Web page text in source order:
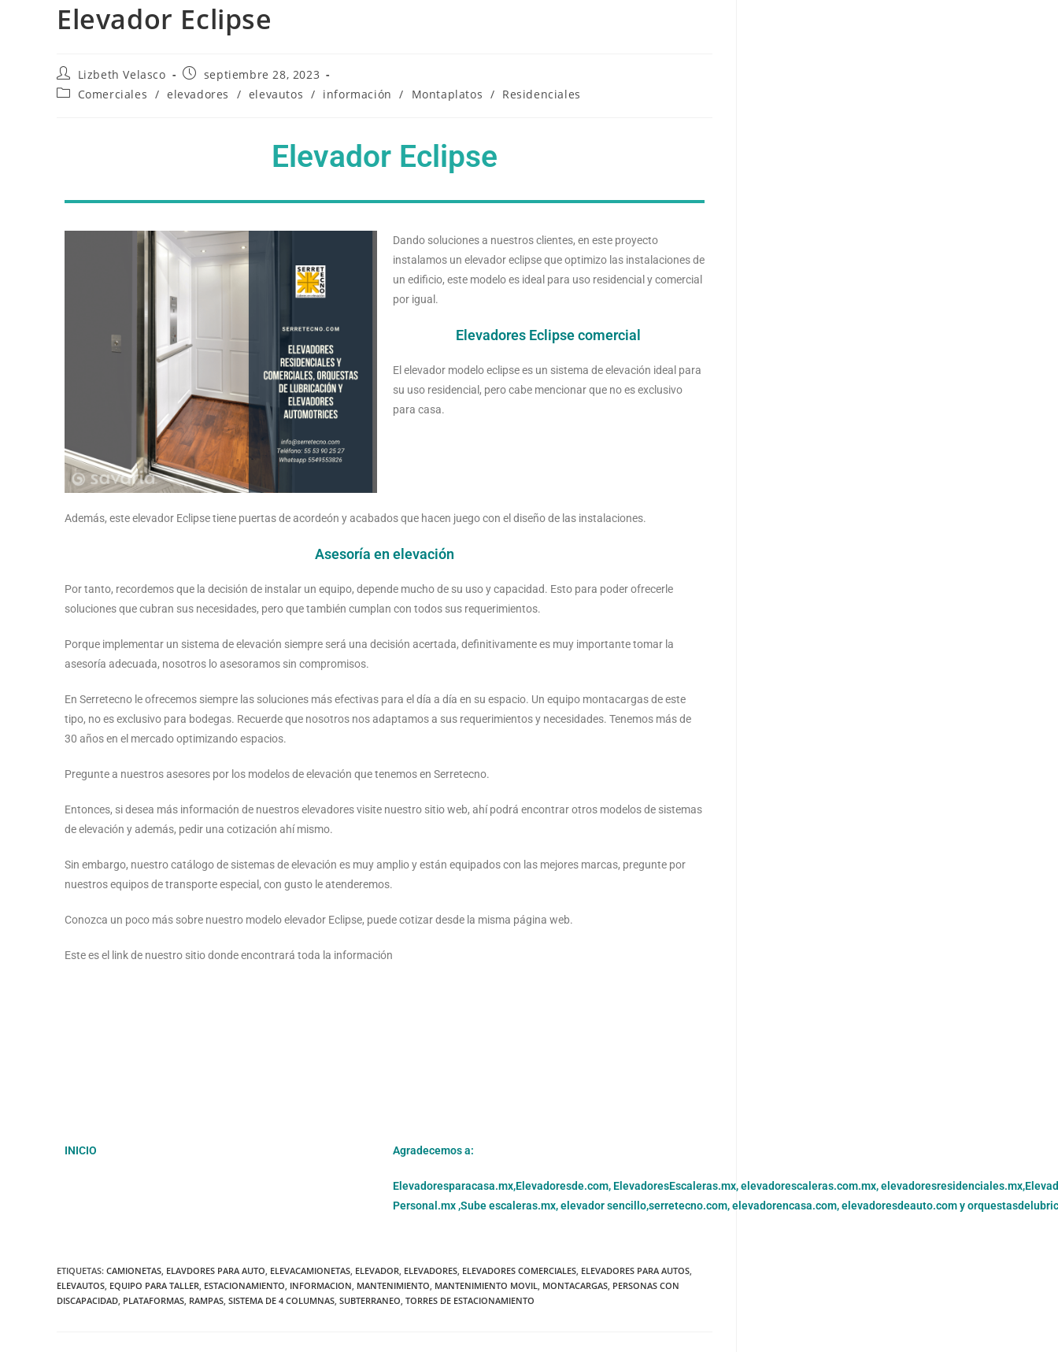
Elevador Eclipse
Lizbeth Velasco
septiembre 28, 2023
Comerciales / elevadores / elevautos / información / Montaplatos / Residenciales
Elevador Eclipse
Dando soluciones a nuestros clientes, en este proyecto
instalamos un elevador eclipse que optimizo las instalaciones de
un edificio, este modelo es ideal para uso residencial y comercial
por igual.
Elevadores Eclipse comercial
El elevador modelo eclipse es un sistema de elevación ideal para
su uso residencial, pero cabe mencionar que no es exclusivo
para casa.
Además, este elevador Eclipse tiene puertas de acordeón y acabados que hacen juego con el diseño de las instalaciones.
Asesoría en elevación
Por tanto, recordemos que la decisión de instalar un equipo, depende mucho de su uso y capacidad. Esto para poder ofrecerle
soluciones que cubran sus necesidades, pero que también cumplan con todos sus requerimientos.
Porque implementar un sistema de elevación siempre será una decisión acertada, definitivamente es muy importante tomar la
asesoría adecuada, nosotros lo asesoramos sin compromisos.
En Serretecno le ofrecemos siempre las soluciones más efectivas para el día a día en su espacio. Un equipo montacargas de este
tipo, no es exclusivo para bodegas. Recuerde que nosotros nos adaptamos a sus requerimientos y necesidades. Tenemos más de
30 años en el mercado optimizando espacios.
Pregunte a nuestros asesores por los modelos de elevación que tenemos en Serretecno.
Entonces, si desea más información de nuestros elevadores visite nuestro sitio web, ahí podrá encontrar otros modelos de sistemas
de elevación y además, pedir una cotización ahí mismo.
Sin embargo, nuestro catálogo de sistemas de elevación es muy amplio y están equipados con las mejores marcas, pregunte por
nuestros equipos de transporte especial, con gusto le atenderemos.
Conozca un poco más sobre nuestro modelo elevador Eclipse, puede cotizar desde la misma página web.
Este es el link de nuestro sitio donde encontrará toda la información
INICIO Agradecemos a:
Elevadoresparacasa.mx,Elevadoresde.com, ElevadoresEscaleras.mx,elevadorescaleras.com.mx,elevadoresresidenciales.mx,
Personal.mx ,Sube escaleras.mx,elevador sencillo,serretecno.com, elevadorencasa.com, elevadoresdeauto.comy
ETIQUETAS: CAMIONETAS ELAVDORES PARA AUTO ELEVACAMIONETAS ELEVADOR ELEVADORES ELEVADORES COMERCIALES ELEVADORES PARA AUTOS
ELEVAUTOS EQUIPO PARA TALLER ESTACIONAMIENTO INFORMACION MANTENIMIENTO MANTENIMIENTO MOVIL MONTACARGAS PERSONAS CON
DISCAPACIDAD PLATAFORMAS RAMPAS SISTEMA DE 4 COLUMNAS SUBTERRANEO TORRES DE ESTACIONAMIENTO